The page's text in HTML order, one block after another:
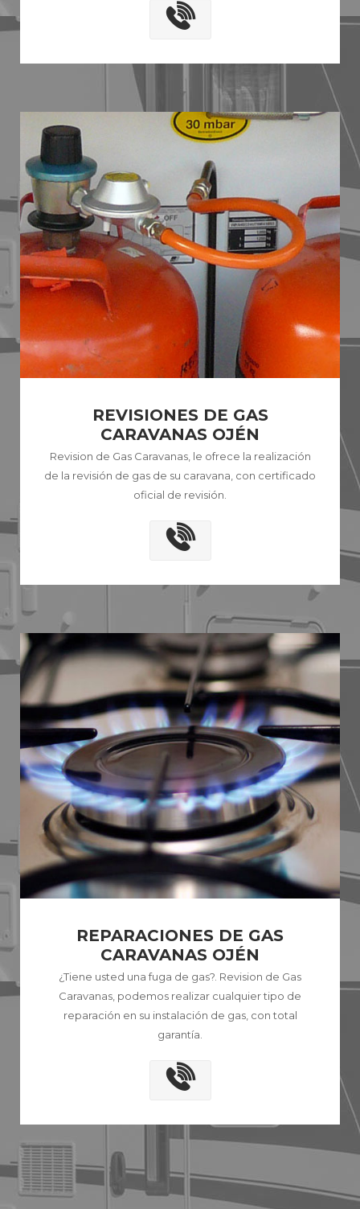
REVISIONES DE GAS
CARAVANAS OJÉN
Revision de Gas Caravanas, le ofrece la realización
de la revisión de gas de su caravana, con certificado
oficial de revisión.
REPARACIONES DE GAS
CARAVANAS OJÉN
¿Tiene usted una fuga de gas?. Revision de Gas
Caravanas, podemos realizar cualquier tipo de
reparación en su instalación de gas, con total
garantía.